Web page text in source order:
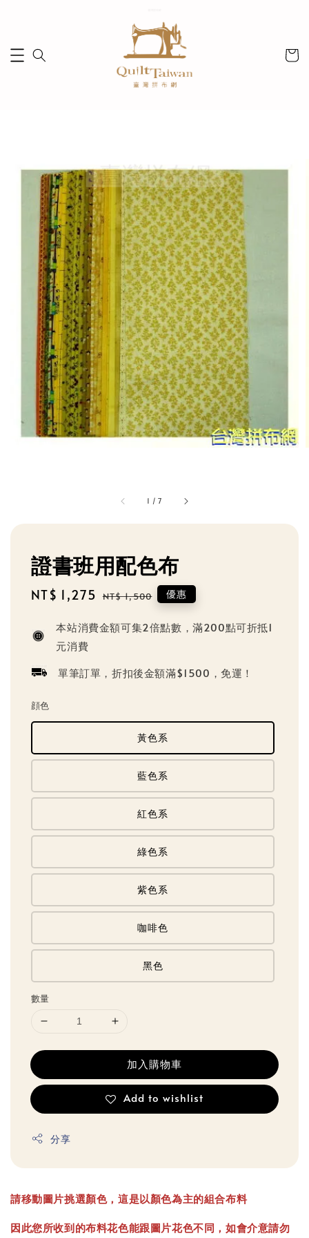
1 /7
證書班用配色布
Sale
NT$ 1,275 Regular
NT$ 1,500 優惠
本站消費金額可集2倍點數，滿200點可折抵1
元消費
單筆訂單，折扣後金額滿$1500，免運！
顔色
黃色系
藍色系
紅色系
綠色系
紫色系
咖啡色
黑色
數量
加入購物車
Add to wishlist
分享
請移動圖片挑選顏色，這是以顏色為主的組合布料
因此您所收到的布料花色能跟圖片花色不同，如會介意請勿